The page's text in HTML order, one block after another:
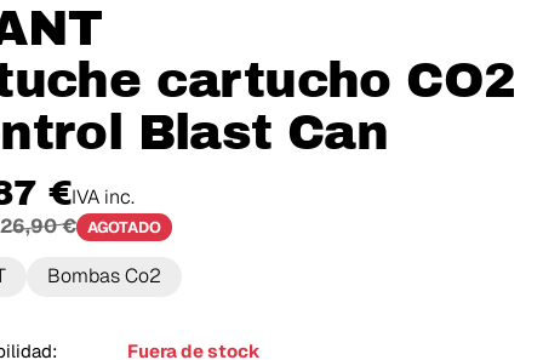
cartucho CO2
Blast Can
€IVA inc.
26,90 € AGOTADO
Bombas Co2
Fuera de stock